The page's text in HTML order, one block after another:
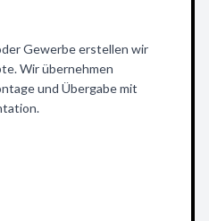
Gewerbe erstellen wir
Wir übernehmen
und Übergabe mit